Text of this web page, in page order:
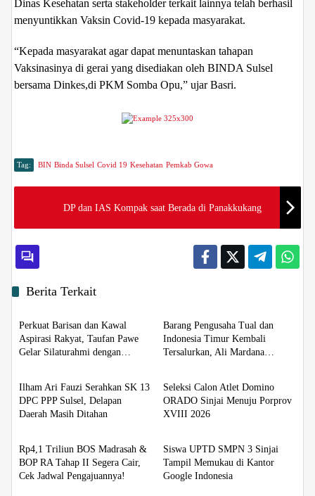
Dinas Kesehatan serta stakeholder terkait lainnya telah berhasil
menyuntikkan Vaksin Covid-19 kepada masyarakat.
“Kepada masyarakat agar dapat menuntaskan tahapan
Vaksinasinya di gerai yang disediakan oleh BINDA Sulsel
bersama Dinkes,di PKM Somba Opu,” ujar Basri.
Tag: BIN Binda Sulsel Covid 19 Kesehatan Pemkab Gowa
DP dan IAS Kompak saat Berada di Panakkukang
Berita Terkait
Berita
Perkuat Barisan dan Kawal
Aspirasi Rakyat, Taufan Pawe
Gelar Silaturahmi dengan
Barang Pengusaha Tual dan
Indonesia Timur Kembali
Tersalurkan, Ali Mardana
Berita
Ilham Ari Fauzi Serahkan SK 13
DPC PPP Sulsel, Delapan
Daerah Masih Ditahan
Berita
Seleksi Calon Atlet Domino
ORADO Sinjai Menuju Porprov
XVIII 2026
Berita
Rp4,1 Triliun BOS Madrasah &
BOP RA Tahap II Segera Cair,
Cek Jadwal Pengajuannya!
Berita
Siswa UPTD SMPN 3 Sinjai
Tampil Memukau di Kantor
Google Indonesia